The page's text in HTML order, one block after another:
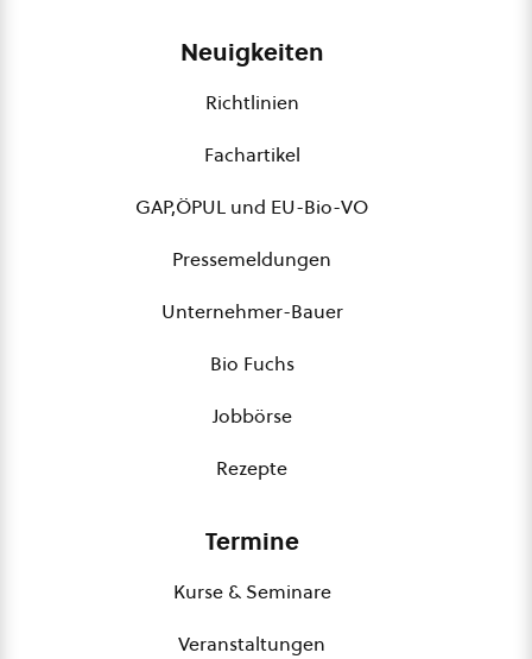
Neuigkeiten
Richtlinien
Fachartikel
GAP,ÖPUL und EU-Bio-VO
Pressemeldungen
Unternehmer-Bauer
Bio Fuchs
Jobbörse
Rezepte
Termine
Kurse & Seminare
Veranstaltungen